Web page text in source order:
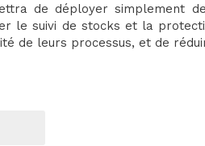
de déployer simplement
le suivi de stocks et la
de leurs processus, et de